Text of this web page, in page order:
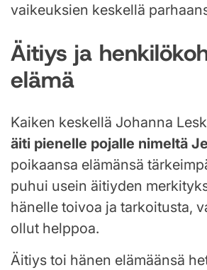
vaikeuksien keskellä
Äitiys ja
elämä
Kaiken keskellä Johanna
äiti pienelle pojalle nimeltä
poikaansa elämänsä
puhui usein äitiyden
hänelle toivoa ja tarkoitusta,
ollut helppoa.
Äitiys toi hänen elämäänsä